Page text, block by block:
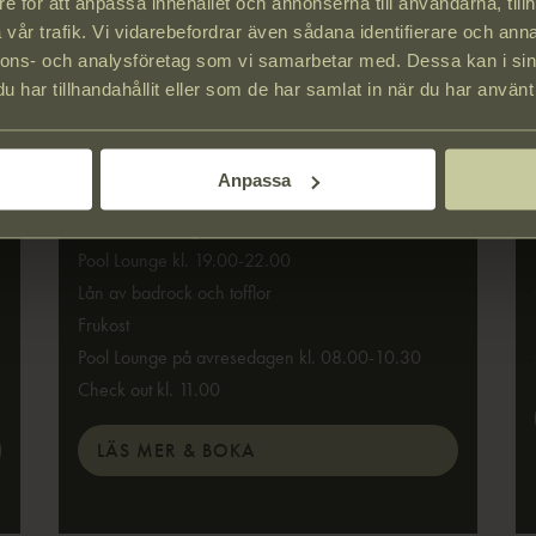
trafik. Vi vidarebefordrar även sådana identifierare och
och analysföretag som vi samarbetar med. Dessa kan i
har tillhandahållit eller som de har samlat in när du har
Anpassa
POOLNIGHT AT STRAND
Pool Lounge kl. 19.00-22.00
Lån av badrock och tofflor
Frukost
Pool Lounge på avresedagen kl. 08.00-10.30
Check out kl. 11.00
LÄS MER & BOKA